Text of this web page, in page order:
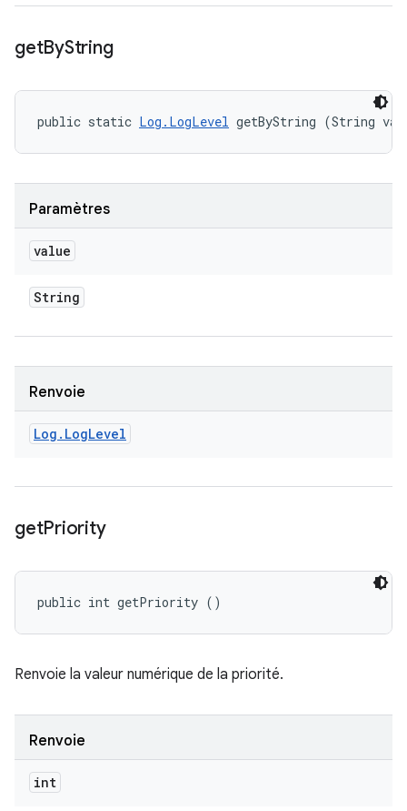
getByString
public static Log.LogLevel getByString (String
Paramètres
value
String
Renvoie
Log . LogLevel
getPriority
public int getPriority ()
Renvoie la valeur numérique de la priorité.
Renvoie
int